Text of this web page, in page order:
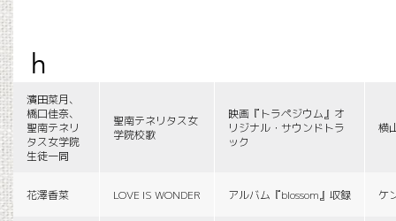
h
濱田菜月、
橋口佳奈、
聖南テネリ
タス女学院
生徒一同
聖南テネリタス女
学院校歌
映画『トラペジウム』オ
リジナル・サウンドトラ
ック
横
花澤香菜 LOVE IS WONDER アルバム『blossom』収録 ケ